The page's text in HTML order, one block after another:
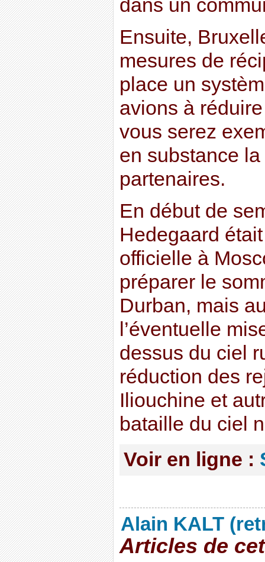
dans un
Ensuite,
mesures de
place un
avions à
vous serez
en substance
partenaires.
En début de
Hedegaard
officielle à
préparer le
Durban, mais
l’éventuelle
dessus du ciel
réduction des
Iliouchine et
bataille du ciel
Voir en ligne :
Alain KALT
Articles de